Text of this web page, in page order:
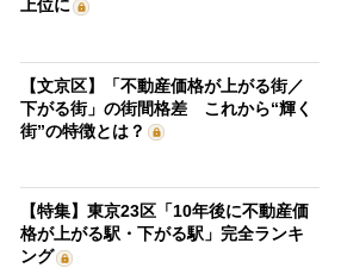
上位に
【文京区】「不動産価格が上がる街／
下がる街」の街間格差 これから“輝く
街”の特徴とは？
【特集】東京23区「10年後に不動産価
格が上がる駅・下がる駅」完全ランキ
ング